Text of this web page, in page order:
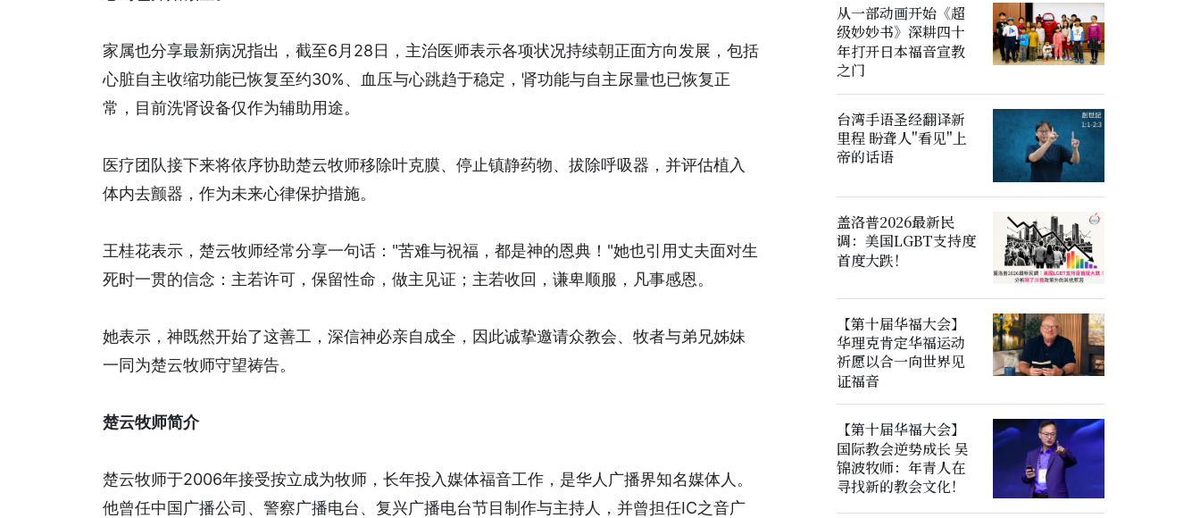
家属也分享最新病况指出，截至6月28日，主治医师表示各项状况持续朝正面方向发展，包括
心脏自主收缩功能已恢复至约30%、血压与心跳趋于稳定，肾功能与自主尿量也已恢复正
常，目前洗肾设备仅作为辅助用途。
医疗团队接下来将依序协助楚云牧师移除叶克膜、停止镇静药物、拔除呼吸器，并评估植入
体内去颤器，作为未来心律保护措施。
王桂花表示，楚云牧师经常分享一句话："苦难与祝福，都是神的恩典！"她也引用丈夫面对生
死时一贯的信念：主若许可，保留性命，做主见证；主若收回，谦卑顺服，凡事感恩。
她表示，神既然开始了这善工，深信神必亲自成全，因此诚挚邀请众教会、牧者与弟兄姊妹
一同为楚云牧师守望祷告。
楚云牧师简介
楚云牧师于2006年接受按立成为牧师，长年投入媒体福音工作，是华人广播界知名媒体人。
他曾任中国广播公司、警察广播电台、复兴广播电台节目制作与主持人，并曾担任IC之音广
从一部动画开始《超
级妙妙书》深耕四十
年打开日本福音宣教
之门
台湾手语圣经翻译新
里程 盼聋人"看见"上
帝的话语
盖洛普2026最新民
调：美国LGBT支持度
首度大跌！
【第十届华福大会】
华理克肯定华福运动
祈愿以合一向世界见
证福音
【第十届华福大会】
国际教会逆势成长 吴
锦波牧师：年青人在
寻找新的教会文化！